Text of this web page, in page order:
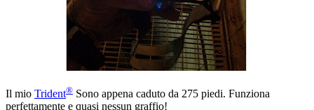
Il mio Trident® Sono appena caduto da 275 piedi. Funziona
perfettamente e quasi nessun graffio!